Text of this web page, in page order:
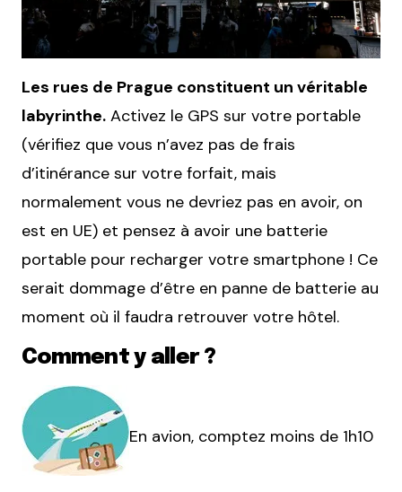
Les rues de Prague constituent un véritable
labyrinthe. Activez le GPS sur votre portable
(vérifiez que vous n’avez pas de frais
d’itinérance sur votre forfait, mais
normalement vous ne devriez pas en avoir, on
est en UE) et pensez à avoir une batterie
portable pour recharger votre smartphone ! Ce
serait dommage d’être en panne de batterie au
moment où il faudra retrouver votre hôtel.
Comment y aller ?
En avion, comptez moins de 1h10